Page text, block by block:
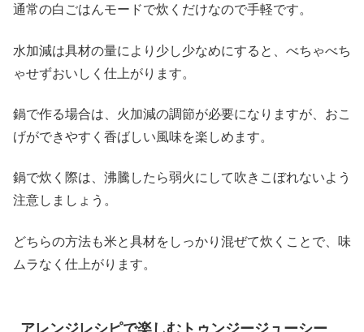
通常の白ごはんモードで炊くだけなので手軽です。
水加減は具材の量により少し少なめにすると、べちゃべち
ゃせずおいしく仕上がります。
鍋で作る場合は、火加減の調節が必要になりますが、おこ
げができやすく香ばしい風味を楽しめます。
鍋で炊く際は、沸騰したら弱火にして吹きこぼれないよう
注意しましょう。
どちらの方法も米と具材をしっかり混ぜて炊くことで、味
ムラなく仕上がります。
アレンジレシピで楽しむトゥンジージューシー